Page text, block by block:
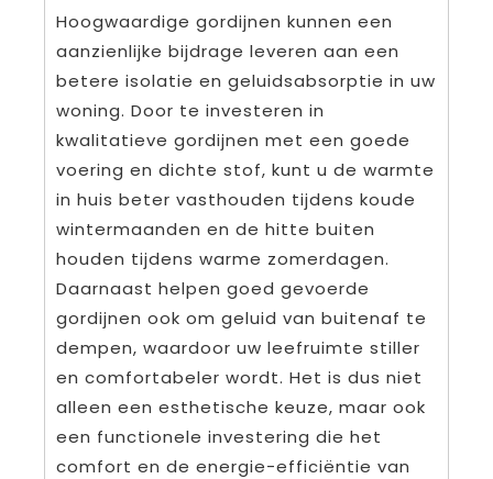
Hoogwaardige gordijnen kunnen een
aanzienlijke bijdrage leveren aan een
betere isolatie en geluidsabsorptie in uw
woning. Door te investeren in
kwalitatieve gordijnen met een goede
voering en dichte stof, kunt u de warmte
in huis beter vasthouden tijdens koude
wintermaanden en de hitte buiten
houden tijdens warme zomerdagen.
Daarnaast helpen goed gevoerde
gordijnen ook om geluid van buitenaf te
dempen, waardoor uw leefruimte stiller
en comfortabeler wordt. Het is dus niet
alleen een esthetische keuze, maar ook
een functionele investering die het
comfort en de energie-efficiëntie van